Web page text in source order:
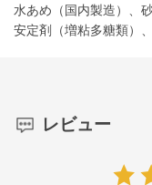
水あめ（国内製造）、
安定剤（増粘多糖類）
レビュー